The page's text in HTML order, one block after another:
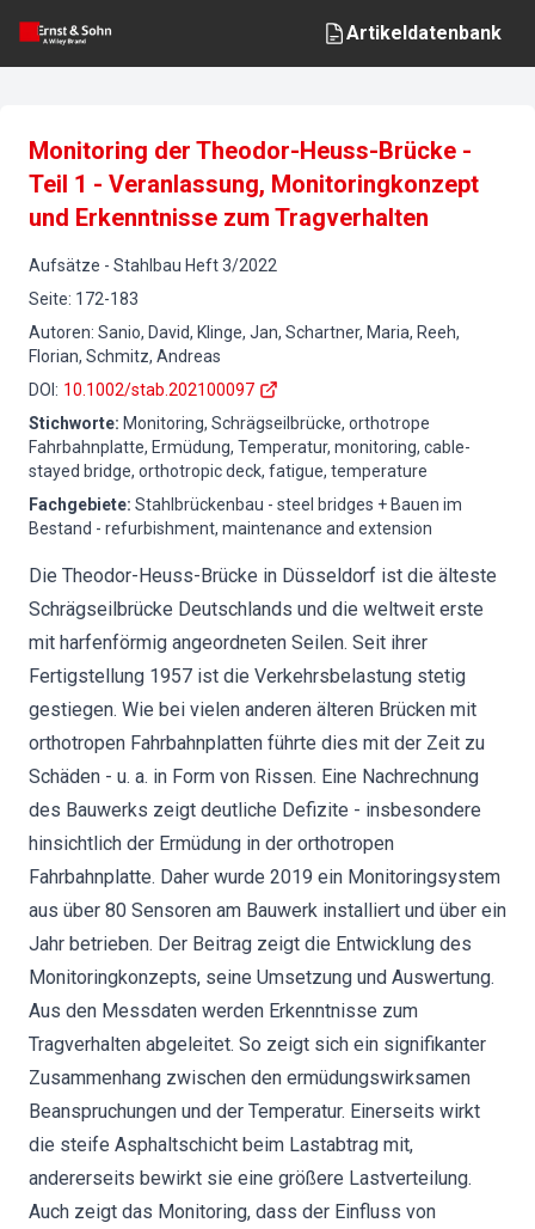
Artikeldatenbank
Monitoring der Theodor-Heuss-Brücke -
Teil 1 - Veranlassung, Monitoringkonzept
und Erkenntnisse zum Tragverhalten
Aufsätze - Stahlbau Heft3/2022
Seite: 172-183
Autoren: Sanio, David, Klinge, Jan, Schartner, Maria, Reeh,
Florian, Schmitz, Andreas
DOI : 10.1002/stab.202100097
Stichworte: Monitoring, Schrägseilbrücke, orthotrope
Fahrbahnplatte, Ermüdung, Temperatur, monitoring, cable-
stayed bridge, orthotropic deck, fatigue, temperature
Fachgebiete: Stahlbrückenbau - steel bridges + Bauen im
Bestand - refurbishment, maintenance and extension
Die Theodor-Heuss-Brücke in Düsseldorf ist die älteste
Schrägseilbrücke Deutschlands und die weltweit erste
mit harfenförmig angeordneten Seilen. Seit ihrer
Fertigstellung 1957 ist die Verkehrsbelastung stetig
gestiegen. Wie bei vielen anderen älteren Brücken mit
orthotropen Fahrbahnplatten führte dies mit der Zeit zu
Schäden - u. a. in Form von Rissen. Eine Nachrechnung
des Bauwerks zeigt deutliche Defizite - insbesondere
hinsichtlich der Ermüdung in der orthotropen
Fahrbahnplatte. Daher wurde 2019 ein Monitoringsystem
aus über 80 Sensoren am Bauwerk installiert und über ein
Jahr betrieben. Der Beitrag zeigt die Entwicklung des
Monitoringkonzepts, seine Umsetzung und Auswertung.
Aus den Messdaten werden Erkenntnisse zum
Tragverhalten abgeleitet. So zeigt sich ein signifikanter
Zusammenhang zwischen den ermüdungswirksamen
Beanspruchungen und der Temperatur. Einerseits wirkt
die steife Asphaltschicht beim Lastabtrag mit,
andererseits bewirkt sie eine größere Lastverteilung.
Auch zeigt das Monitoring, dass der Einfluss von